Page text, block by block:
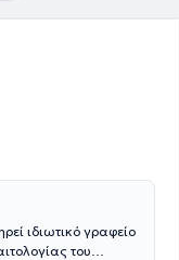
ιδιωτικό γραφείο
του